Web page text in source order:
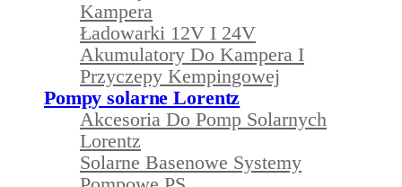
Kampera
Ładowarki 12V I 24V
Akumulatory Do Kampera I
Przyczepy Kempingowej
Pompy solarne Lorentz
Akcesoria Do Pomp Solarnych
Lorentz
Solarne Basenowe Systemy